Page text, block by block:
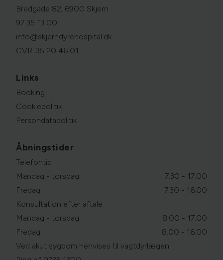
Bredgade 82, 6900 Skjern
97 35 13 00
info@skjerndyrehospital.dk
CVR: 35 20 46 01
Links
Booking
Cookiepolitik
Persondatapolitik
Åbningstider
Telefontid
Mandag - torsdag
7.30 - 17.00
Fredag
7.30 - 16.00
Konsultation efter aftale
Mandag - torsdag
8.00 - 17.00
Fredag
8.00 - 16.00
Ved akut sygdom henvises til vagtdyrlægen